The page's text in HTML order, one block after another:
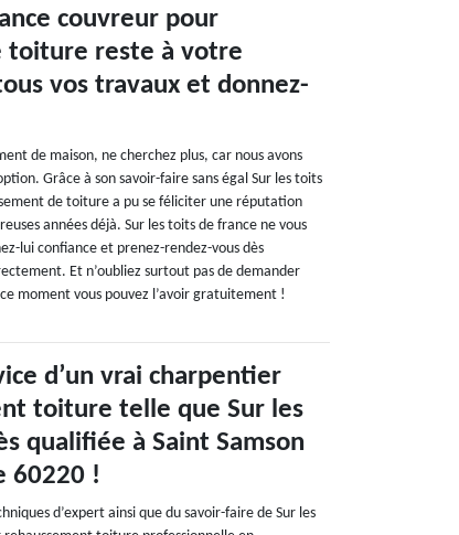
couvreur pour
toiture reste à votre
vos travaux et donnez-
de maison, ne cherchez plus, car nous avons
Grâce à son savoir-faire sans égal Sur les toits
de toiture a pu se féliciter une réputation
années déjà. Sur les toits de france ne vous
lui confiance et prenez-rendez-vous dès
Et n’oubliez surtout pas de demander
moment vous pouvez l’avoir gratuitement !
d’un vrai charpentier
toiture telle que Sur les
qualifiée à Saint Samson
60220 !
d’expert ainsi que du savoir-faire de Sur les